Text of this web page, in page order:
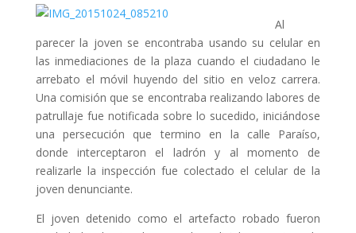
Al
parecer la joven se encontraba usando su celular en
las inmediaciones de la plaza cuando el ciudadano le
arrebato el móvil huyendo del sitio en veloz carrera.
Una comisión que se encontraba realizando labores de
patrullaje fue notificada sobre lo sucedido, iniciándose
una persecución que termino en la calle Paraíso,
donde interceptaron el ladrón y al momento de
realizarle la inspección fue colectado el celular de la
joven denunciante.
El joven detenido como el artefacto robado fueron